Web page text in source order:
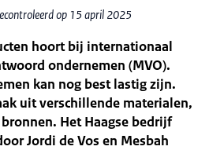
op 15 april 2025
hoort bij internationaal
ondernemen (MVO).
kan nog best lastig zijn.
uit verschillende materialen,
Het Haagse bedrijf
Jordi de Vos en Mesbah